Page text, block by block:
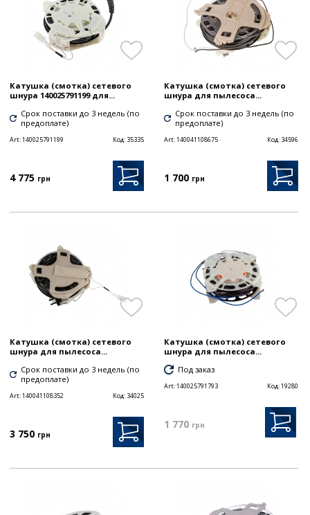
Катушка (смотка) сетевого
шнура 140025791199 для...
Срок поставки до 3 недель (по
предоплате)
Art:140025791199 Код: 35335
4 775 грн
Катушка (смотка) сетевого
шнура для пылесоса...
Срок поставки до 3 недель (по
предоплате)
Art:140041108675 Код: 34596
1 700 грн
Катушка (смотка) сетевого
шнура для пылесоса...
Срок поставки до 3 недель (по
предоплате)
Art:140041108352 Код: 34025
3 750 грн
Катушка (смотка) сетевого
шнура для пылесоса...
Под заказ
Art:140025791793 Код:19280
1 770 грн